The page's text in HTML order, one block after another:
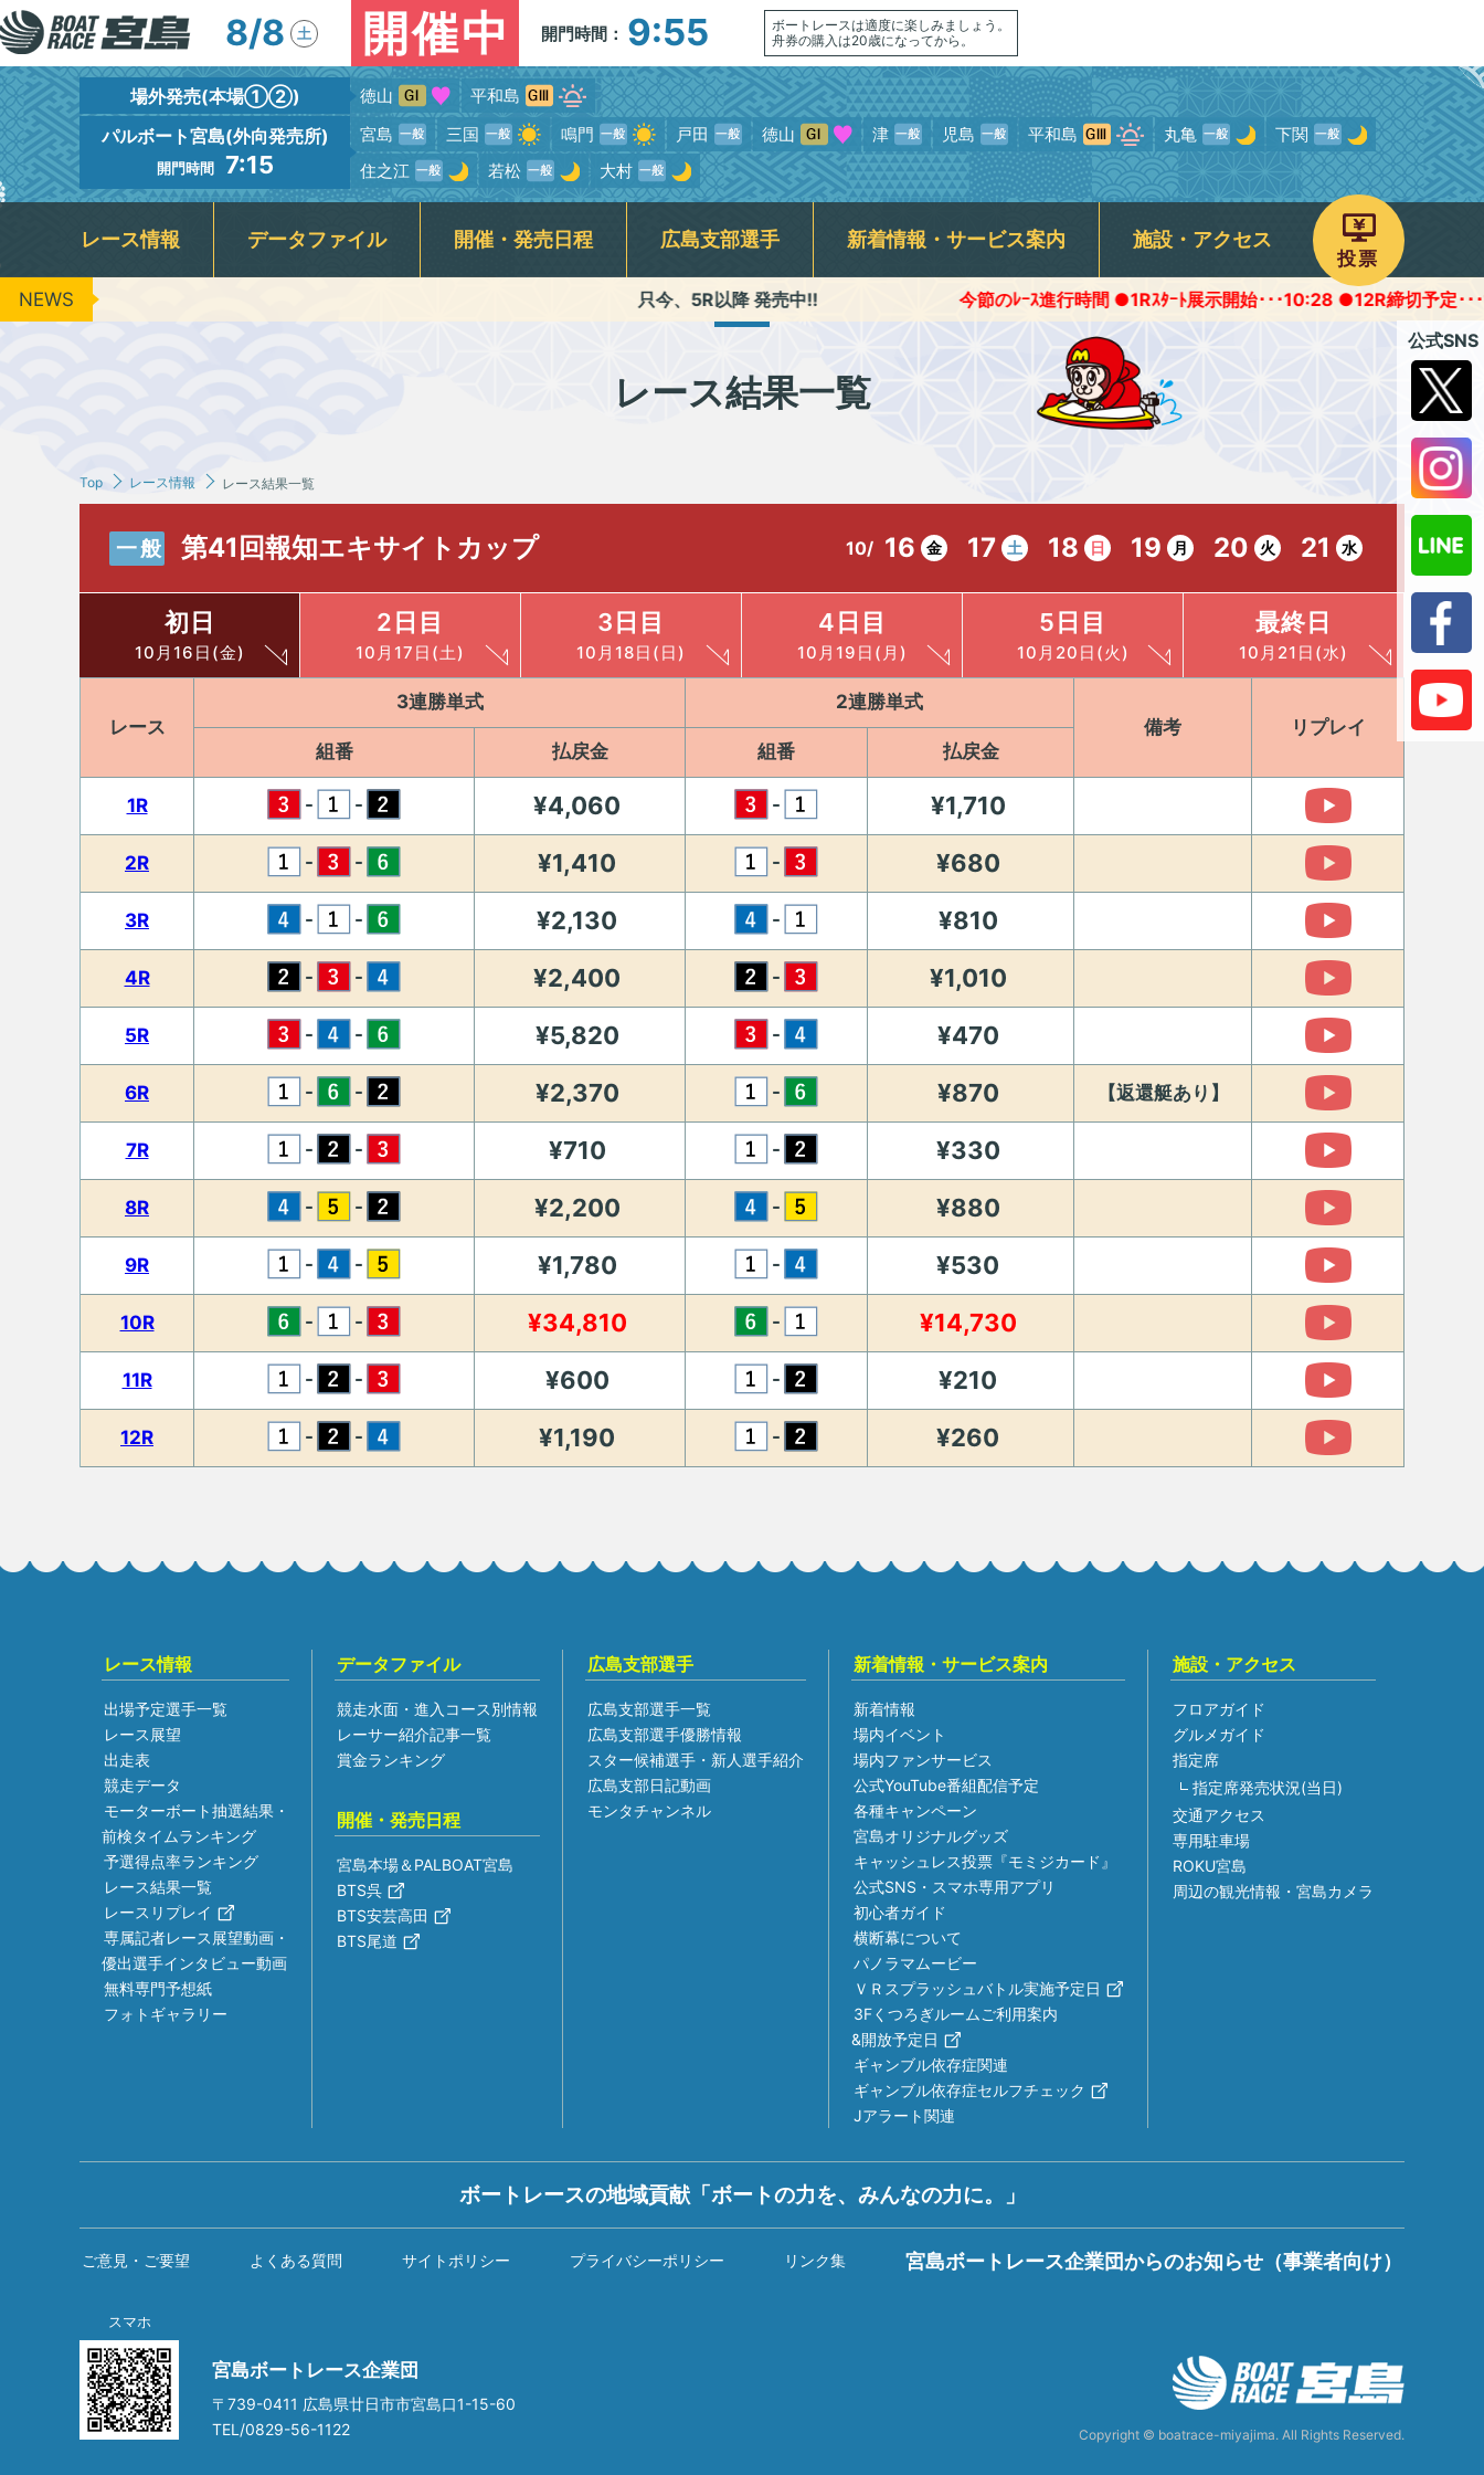
8/8 土 開催中 開門時間： 9:55
ボートレースは適度に楽しみましょう。
舟券の購入は20歳になってから。
場外発売(本場①②) 徳山 平和島
パルボート宮島(外向発売所)
開門時間 7:15
宮島 三国 鳴門 戸田 徳山 津 児島 平和島 丸亀
下関
住之江
若松 大村
レース情報
出場予定選手一覧 レース展望
モーターボート抽選結果・
予選得点率ランキング
専属記者レース展望動画・
優出選手インタビュー動画
無料専門予想紙 フォトギャラリー
データファイル
競走水面・進入コース別情報 賞金ランキング
開催・発売日程
宮島本場＆PALBOAT宮島 BTS尾道
広島支部選手
広島支部選手一覧 広島支部選手優勝情報 スター候補選手・新人選手紹介 広島支部日記動画 モンタチャンネル
新着情報・サービス案内
新着情報 場内イベント 公式YouTube番組配信予定 各種キャンペーン
宮島オリジナルグッズ
横断幕について
パノラマムービー
3Fくつろぎルームご利用案内&開放予定日
ギャンブル依存症関連
施設・アクセス
フロアガイド グルメガイド 指定席発売状況(当日) 交通アクセス 専用駐車場
ROKU宮島
投票
NEWS
只今、5R以降 発売中!! 今節のﾚｰｽ進行時間 ●1Rｽﾀｰﾄ展示開始･･･10:28 ●12R締切予定･･･16:45頃
レース結果一覧
Top レース情報 レース結果一覧
一般 第41回報知エキサイトカップ 10/ 16 金 17 土 18 日 19 月 20 火 21 水
初日
10月16日(金)
2日目
10月17日(土)
3日目
10月18日(日)
4日目
10月19日(月)
5日目
10月20日(火)
最終日
10月21日(水)
レース
3連勝単式
2連勝単式
備考
リプレイ
組番
払戻金 組番 払戻金
1R - - ¥4,060 - ¥1,710
2R - - ¥1,410 - ¥680
3R - - ¥2,130 - ¥810
4R - - ¥2,400 - ¥1,010
5R - - ¥5,820 - ¥470
6R - - ¥2,370 - ¥870 【返還艇あり】
7R - - ¥710 - ¥330
8R - - ¥2,200 - ¥880
9R - - ¥1,780 - ¥530
10R - - ¥34,810 - ¥14,730
11R - - ¥600 - ¥210
12R - - ¥1,190 - ¥260
公式SNS
レース情報
出場予定選手一覧
レース展望
出走表
競走データ
モーターボート抽選結果・
前検タイムランキング
予選得点率ランキング
レース結果一覧
レースリプレイ
専属記者レース展望動画・
優出選手インタビュー動画
無料専門予想紙
フォトギャラリー
データファイル
競走水面・進入コース別情報
レーサー紹介記事一覧
賞金ランキング
開催・発売日程
宮島本場＆PALBOAT宮島
BTS呉
BTS安芸高田
BTS尾道
広島支部選手
広島支部選手一覧
広島支部選手優勝情報
スター候補選手・新人選手紹介
広島支部日記動画
モンタチャンネル
新着情報・サービス案内
新着情報
場内イベント
場内ファンサービス
公式YouTube番組配信予定
各種キャンペーン
宮島オリジナルグッズ
キャッシュレス投票『モミジカード』
公式SNS・スマホ専用アプリ
初心者ガイド
横断幕について
パノラマムービー
ＶＲスプラッシュバトル実施予定日
3Fくつろぎルームご利用案内
&開放予定日
ギャンブル依存症関連
ギャンブル依存症セルフチェック
Jアラート関連
施設・アクセス
フロアガイド
グルメガイド
指定席
指定席発売状況(当日)
交通アクセス
専用駐車場
ROKU宮島
周辺の観光情報・宮島カメラ
ボートレースの地域貢献「ボートの力を、みんなの力に。」
ご意見・ご要望 よくある質問 サイトポリシー プライバシーポリシー リンク集 宮島ボートレース企業団からのお知らせ（事業者向け）
スマホ
宮島ボートレース企業団
〒739-0411 広島県廿日市市宮島口1-15-60
TEL/0829-56-1122
Copyright © boatrace-miyajima. All Rights Reserved.